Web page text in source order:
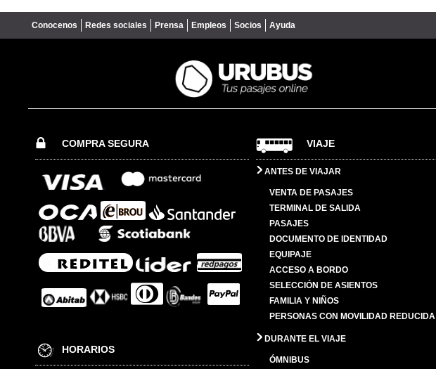
Conocenos Redes sociales Prensa Empleos Socios Ayuda
COMPRA SEGURA
HORARIOS
VIAJE
ANTES DE VIAJAR
VENTA DE PASAJES
TERMINAL DE SALIDA
PASAJES
DOCUMENTO DE IDENTIDAD
EQUIPAJE
ACCESO A BORDO
SELECCIÓN DE ASIENTOS
FAMILIA Y NIÑOS
PERSONAS CON MOVILIDAD REDUCIDA
DURANTE EL VIAJE
ÓMNIBUS